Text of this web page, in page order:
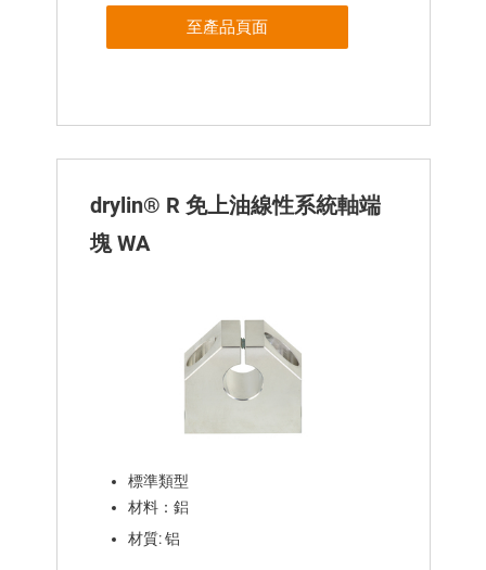
至產品頁面
drylin® R 免上油線性系統軸端
塊 WA
標準類型
材料：鋁
材質: 铝